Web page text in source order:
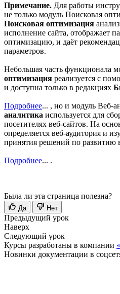
Примечание. Для работы
не только модуль Поисковая
Поисковая оптимизация
исполнение сайта, отображает
оптимизацию, и даёт
параметров.
Небольшая часть функционала
оптимизация реализуется с
и доступна только в редакциях
Подробнее... , но и модуль Веб-
аналитика используется для
посетителях веб-сайтов. На
определяется веб-аудитория и
принятия решений по развитию
Подробнее... .
Была ли эта страница полезна?
Да Нет
Предыдущий урок
Наверх
Следующий урок
Курсы разработаны в компании
Новинки документации в